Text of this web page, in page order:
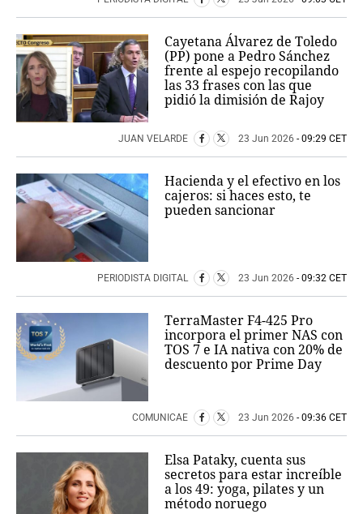
Cayetana Álvarez de Toledo
(PP) pone a Pedro Sánchez
frente al espejo recopilando
las 33 frases con las que
pidió la dimisión de Rajoy
JUAN VELARDE 23 Jun 2026 - 09:29 CET
Hacienda y el efectivo en los
cajeros: si haces esto, te
pueden sancionar
PERIODISTA DIGITAL 23 Jun 2026 - 09:32 CET
TerraMaster F4-425 Pro
incorpora el primer NAS con
TOS 7 e IA nativa con 20% de
descuento por Prime Day
COMUNICAE 23 Jun 2026 - 09:36 CET
Elsa Pataky, cuenta sus
secretos para estar increíble
a los 49: yoga, pilates y un
método noruego